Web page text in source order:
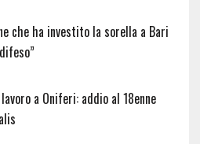
che ha investito la sorella a Bari
a Oniferi: addio al 18enne